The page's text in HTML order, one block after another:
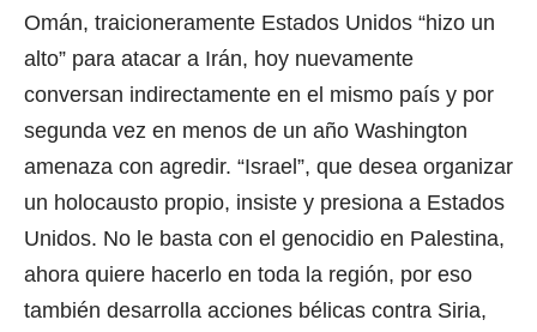
Omán, traicioneramente Estados Unidos “hizo un
alto” para atacar a Irán, hoy nuevamente
conversan indirectamente en el mismo país y por
segunda vez en menos de un año Washington
amenaza con agredir. “Israel”, que desea organizar
un holocausto propio, insiste y presiona a Estados
Unidos. No le basta con el genocidio en Palestina,
ahora quiere hacerlo en toda la región, por eso
también desarrolla acciones bélicas contra Siria,